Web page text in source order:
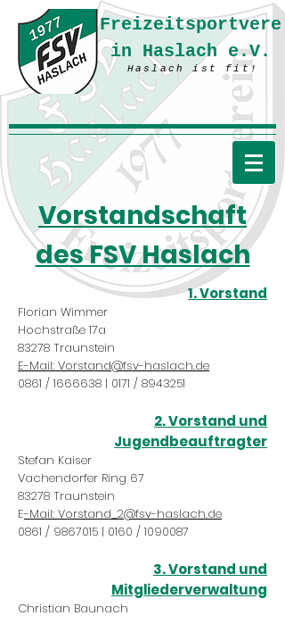
Freizeitsportvere
in Haslach e.V.
Haslach ist fit!
Vorstandschaft
des FSV Haslach
1. Vorstand
Florian Wimmer
Hochstraße 17a
83278 Traunstein
E-Mail: Vorstand@fsv-haslach.de
0861 / 1666638 | 0171 / 8943251
2. Vorstand und
Jugendbeauftragter
Stefan Kaiser
Vachendorfer Ring 67
83278 Traunstein
E-Mail: Vorstand_2@fsv-haslach.de
0861 / 9867015 | 0160 / 1090087
3. Vorstand und
Mitgliederverwaltung
Christian Baunach